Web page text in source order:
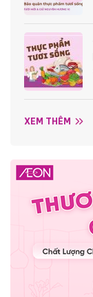
XEM THÊM